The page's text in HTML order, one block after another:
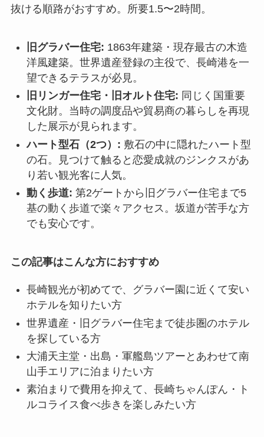
抜ける順路がおすすめ。所要1.5〜2時間。
旧グラバー住宅: 1863年建築・現存最古の木造
洋風建築。世界遺産登録の主役で、長崎港を一
望できるテラスが必見。
旧リンガー住宅・旧オルト住宅: 同じく国重要
文化財。当時の調度品や貿易商の暮らしを再現
した展示が見られます。
ハート型石（2つ）: 敷石の中に隠れたハート型
の石。見つけて触ると恋愛成就のジンクスがあ
り若い観光客に人気。
動く歩道: 第2ゲートから旧グラバー住宅まで5
基の動く歩道で楽々アクセス。坂道が苦手な方
でも安心です。
この記事はこんな方におすすめ
長崎観光が初めてで、グラバー園に近くて安い
ホテルを知りたい方
世界遺産・旧グラバー住宅まで徒歩圏のホテル
を探している方
大浦天主堂・出島・軍艦島ツアーとあわせて南
山手エリアに泊まりたい方
素泊まりで費用を抑えて、長崎ちゃんぽん・ト
ルコライス食べ歩きを楽しみたい方